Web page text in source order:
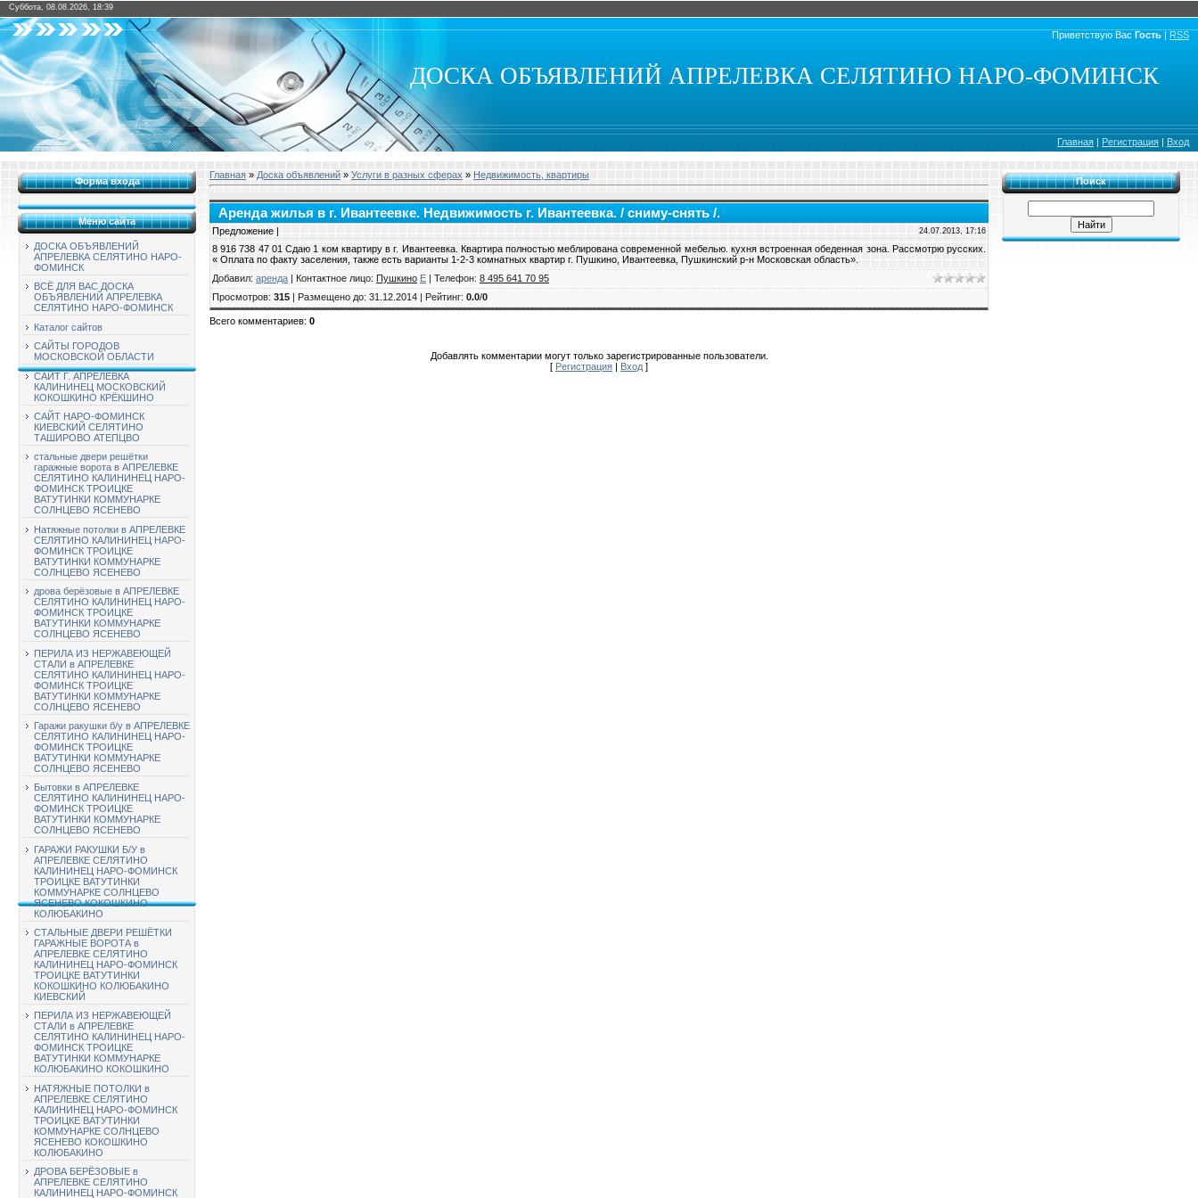
Суббота, 08.08.2026, 18:39
Приветствую Вас Гость | RSS
ДОСКА ОБЪЯВЛЕНИЙ АПРЕЛЕВКА СЕЛЯТИНО НАРО-ФОМИНСК
Главная | Регистрация | Вход
Форма входа
Меню сайта
ДОСКА ОБЪЯВЛЕНИЙ
АПРЕЛЕВКА СЕЛЯТИНО НАРО-
ФОМИНСК
ВСЁ ДЛЯ ВАС ДОСКА
ОБЪЯВЛЕНИЙ АПРЕЛЕВКА
СЕЛЯТИНО НАРО-ФОМИНСК
Каталог сайтов
САЙТЫ ГОРОДОВ
МОСКОВСКОЙ ОБЛАСТИ
САЙТ Г. АПРЕЛЕВКА
КАЛИНИНЕЦ МОСКОВСКИЙ
КОКОШКИНО КРЁКШИНО
САЙТ НАРО-ФОМИНСК
КИЕВСКИЙ СЕЛЯТИНО
ТАШИРОВО АТЕПЦВО
стальные двери решётки
гаражные ворота в АПРЕЛЕВКЕ
СЕЛЯТИНО КАЛИНИНЕЦ НАРО-
ФОМИНСК ТРОИЦКЕ
ВАТУТИНКИ КОММУНАРКЕ
СОЛНЦЕВО ЯСЕНЕВО
Натяжные потолки в АПРЕЛЕВКЕ
СЕЛЯТИНО КАЛИНИНЕЦ НАРО-
ФОМИНСК ТРОИЦКЕ
ВАТУТИНКИ КОММУНАРКЕ
СОЛНЦЕВО ЯСЕНЕВО
дрова берёзовые в АПРЕЛЕВКЕ
СЕЛЯТИНО КАЛИНИНЕЦ НАРО-
ФОМИНСК ТРОИЦКЕ
ВАТУТИНКИ КОММУНАРКЕ
СОЛНЦЕВО ЯСЕНЕВО
ПЕРИЛА ИЗ НЕРЖАВЕЮЩЕЙ
СТАЛИ в АПРЕЛЕВКЕ
СЕЛЯТИНО КАЛИНИНЕЦ НАРО-
ФОМИНСК ТРОИЦКЕ
ВАТУТИНКИ КОММУНАРКЕ
СОЛНЦЕВО ЯСЕНЕВО
Гаражи ракушки б/у в АПРЕЛЕВКЕ
СЕЛЯТИНО КАЛИНИНЕЦ НАРО-
ФОМИНСК ТРОИЦКЕ
ВАТУТИНКИ КОММУНАРКЕ
СОЛНЦЕВО ЯСЕНЕВО
Бытовки в АПРЕЛЕВКЕ
СЕЛЯТИНО КАЛИНИНЕЦ НАРО-
ФОМИНСК ТРОИЦКЕ
ВАТУТИНКИ КОММУНАРКЕ
СОЛНЦЕВО ЯСЕНЕВО
ГАРАЖИ РАКУШКИ Б/У в
АПРЕЛЕВКЕ СЕЛЯТИНО
КАЛИНИНЕЦ НАРО-ФОМИНСК
ТРОИЦКЕ ВАТУТИНКИ
КОММУНАРКЕ СОЛНЦЕВО
ЯСЕНЕВО КОКОШКИНО
КОЛЮБАКИНО
СТАЛЬНЫЕ ДВЕРИ РЕШЁТКИ
ГАРАЖНЫЕ ВОРОТА в
АПРЕЛЕВКЕ СЕЛЯТИНО
КАЛИНИНЕЦ НАРО-ФОМИНСК
ТРОИЦКЕ ВАТУТИНКИ
КОКОШКИНО КОЛЮБАКИНО
КИЕВСКИЙ
ПЕРИЛА ИЗ НЕРЖАВЕЮЩЕЙ
СТАЛИ в АПРЕЛЕВКЕ
СЕЛЯТИНО КАЛИНИНЕЦ НАРО-
ФОМИНСК ТРОИЦКЕ
ВАТУТИНКИ КОММУНАРКЕ
КОЛЮБАКИНО КОКОШКИНО
НАТЯЖНЫЕ ПОТОЛКИ в
АПРЕЛЕВКЕ СЕЛЯТИНО
КАЛИНИНЕЦ НАРО-ФОМИНСК
ТРОИЦКЕ ВАТУТИНКИ
КОММУНАРКЕ СОЛНЦЕВО
ЯСЕНЕВО КОКОШКИНО
КОЛЮБАКИНО
ДРОВА БЕРЁЗОВЫЕ в
АПРЕЛЕВКЕ СЕЛЯТИНО
КАЛИНИНЕЦ НАРО-ФОМИНСК
Главная » Доска объявлений » Услуги в разных сферах » Недвижимость, квартиры
Аренда жилья в г. Ивантеевке. Недвижимость г. Ивантеевка. / сниму-снять /.
Предложение | 24.07.2013, 17:16
8 916 738 47 01 Сдаю 1 ком квартиру в г. Ивантеевка. Квартира полностью меблирована современной мебелью. кухня встроенная обеденная зона. Рассмотрю русских.
« Оплата по факту заселения, также есть варианты 1-2-3 комнатных квартир г. Пушкино, Ивантеевка, Пушкинский р-н Московская область».
Добавил: аренда | Контактное лицо: Пушкино E | Телефон: 8 495 641 70 95
Просмотров: 315 | Размещено до: 31.12.2014 | Рейтинг: 0.0/0
Всего комментариев: 0
Добавлять комментарии могут только зарегистрированные пользователи.
[ Регистрация | Вход ]
Поиск